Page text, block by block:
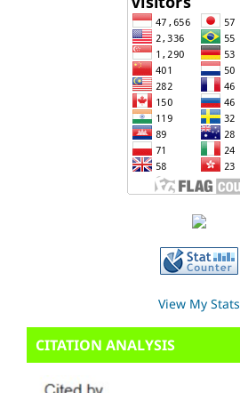
View My Stats
CITATION ANALYSIS